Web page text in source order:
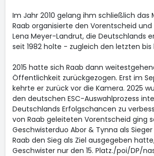
Im Jahr 2010 gelang ihm schließlich das
Raab organisierte den Vorentscheid und
Lena Meyer-Landrut, die Deutschlands
seit 1982 holte - zugleich den letzten bis
2015 hatte sich Raab dann
Öffentlichkeit zurückgezogen. Erst im
kehrte er zurück vor die Kamera. 2025
den deutschen ESC-Auswahlprozess
Deutschlands Erfolgschancen zu
von Raab geleiteten Vorentscheid ging
Geschwisterduo Abor & Tynna als
Raab den Sieg als Ziel ausgegeben
Geschwister nur den 15. Platz./poi/DP/